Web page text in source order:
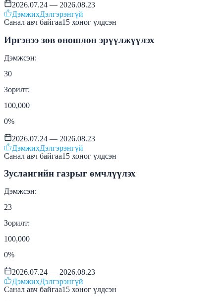
2026.07.24 — 2026.08.23
ДэмжихДэлгэрэнгүй
Санал авч байгаа15 хоног үлдсэн
Иргэнээ зөв оношлон эрүүлжүүлэх
Дэмжсэн:
30
Зорилт:
100,000
0%
2026.07.24 — 2026.08.23
ДэмжихДэлгэрэнгүй
Санал авч байгаа15 хоног үлдсэн
Зуслангийн газрыг өмчлүүлэх
Дэмжсэн:
23
Зорилт:
100,000
0%
2026.07.24 — 2026.08.23
ДэмжихДэлгэрэнгүй
Санал авч байгаа15 хоног үлдсэн